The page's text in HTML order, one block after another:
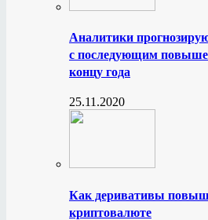
Аналитики
с последующим
концу года
25.11.2020
Как деривативы
криптовалюте